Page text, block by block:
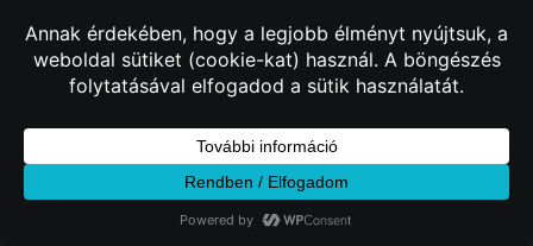
© 2026 Kincses Fotó. Minden jog fenntartva